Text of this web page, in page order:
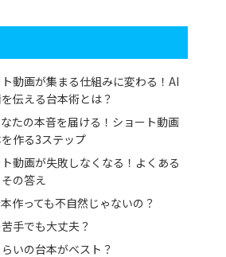
動画が集まる仕組みに変わる！AI
伝える台本術とは？
たの本音を届ける！ショート動画
作る3ステップ
動画が失敗しなくなる！よくある
の答え
作っても不自然じゃないの？
手でも大丈夫？
いの台本がベスト？